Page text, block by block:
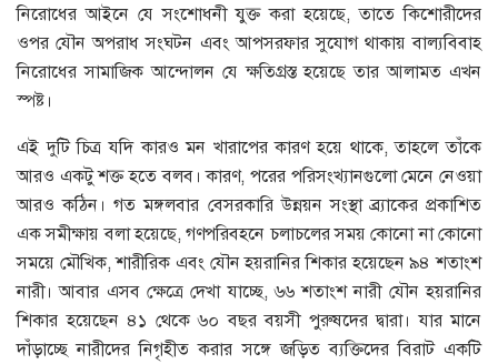
নিরোধের আইনে যে সংশোধনী যুক্ত করা হয়েছে, তাতে কিশোরীদের
ওপর যৌন অপরাধ সংঘটন এবং আপসরফার সুযোগ থাকায় বাল্যবিবাহ
নিরোধের সামাজিক আন্দোলন যে ক্ষতিগ্রস্ত হয়েছে তার আলামত এখন
স্পষ্ট।
এই দুটি চিত্র যদি কারও মন খারাপের কারণ হয়ে থাকে, তাহলে তাঁকে
আরও একটু শক্ত হতে বলব। কারণ, পরের পরিসংখ্যানগুলো মেনে নেওয়া
আরও কঠিন। গত মঙ্গলবার বেসরকারি উন্নয়ন সংস্থা ব্র্যাকের প্রকাশিত
এক সমীক্ষায় বলা হয়েছে, গণপরিবহনে চলাচলের সময় কোনো না কোনো
সময়ে মৌখিক, শারীরিক এবং যৌন হয়রানির শিকার হয়েছেন ৯৪ শতাংশ
নারী। আবার এসব ক্ষেত্রে দেখা যাচ্ছে, ৬৬ শতাংশ নারী যৌন হয়রানির
শিকার হয়েছেন ৪১ থেকে ৬০ বছর বয়সী পুরুষদের দ্বারা। যার মানে
দাঁড়াচ্ছে নারীদের নিগৃহীত করার সঙ্গে জড়িত ব্যক্তিদের বিরাট একটি